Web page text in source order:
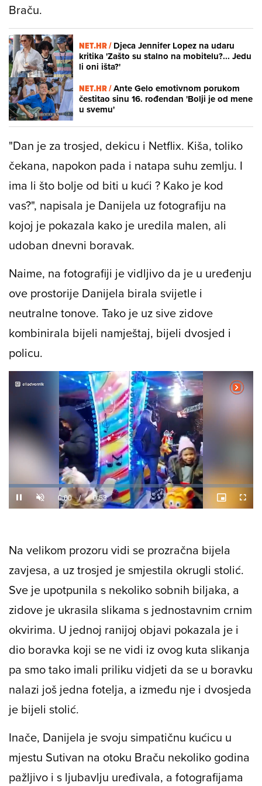
Braču.
NET.HR /Djeca Jennifer Lopez na udaru
kritika 'Zašto su stalno na mobitelu?... Jedu
li oni išta?'
NET.HR /Ante Gelo emotivnom porukom
čestitao sinu 16. rođendan 'Bolji je od mene
u svemu'
"Dan je za trosjed, dekicu i Netflix. Kiša, toliko
čekana, napokon pada i natapa suhu zemlju. I
ima li što bolje od biti u kući ? Kako je kod
vas?", napisala je Danijela uz fotografiju na
kojoj je pokazala kako je uredila malen, ali
udoban dnevni boravak.
Naime, na fotografiji je vidljivo da je u uređenju
ove prostorije Danijela birala svijetle i
neutralne tonove. Tako je uz sive zidove
kombinirala bijeli namještaj, bijeli dvosjed i
policu.
Unmute /
Loaded:
26.36%
Na velikom prozoru vidi se prozračna bijela
zavjesa, a uz trosjed je smjestila okrugli stolić.
Sve je upotpunila s nekoliko sobnih biljaka, a
zidove je ukrasila slikama s jednostavnim crnim
okvirima. U jednoj ranijoj objavi pokazala je i
dio boravka koji se ne vidi iz ovog kuta slikanja
pa smo tako imali priliku vidjeti da se u boravku
nalazi još jedna fotelja, a između nje i dvosjeda
je bijeli stolić.
Inače, Danijela je svoju simpatičnu kućicu u
mjestu Sutivan na otoku Braču nekoliko godina
pažljivo i s ljubavlju uređivala, a fotografijama